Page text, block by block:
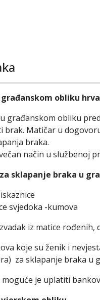
obliku
građanskom obliku
brak. Matičar u
braka.
način u službenoj
sklapanje braka u
svjedoka -kumova
iz matice
koje su ženik i
za sklapanje braka
je uplatiti